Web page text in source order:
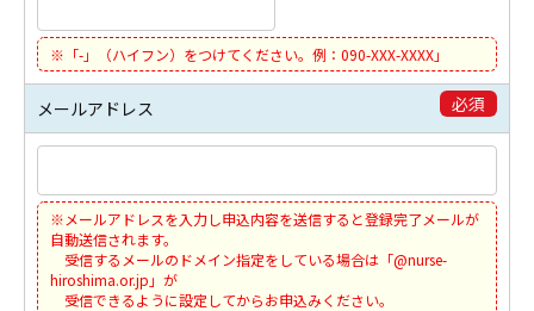
※「-」（ハイフン）をつけてください。例：090-XXX-XXXX」
メールアドレス 必須
※メールアドレスを入力し申込内容を送信すると登録完了メールが
自動送信されます。
受信するメールのドメイン指定をしている場合は「@nurse-
hiroshima.or.jp」が
受信できるように設定してからお申込みください。